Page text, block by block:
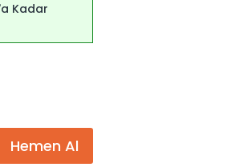
Kadar
Hemen Al